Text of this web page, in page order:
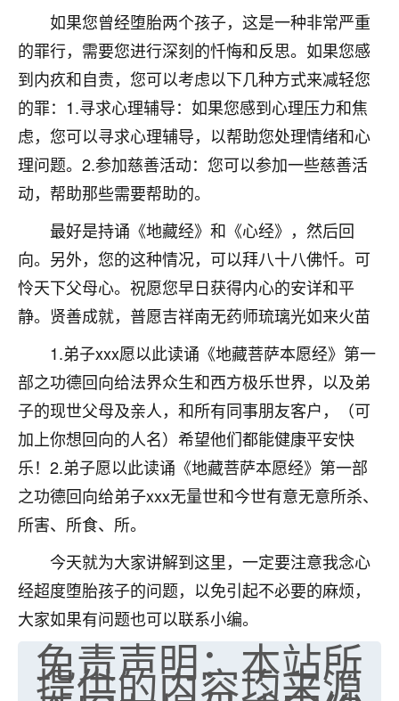
如果您曾经堕胎两个孩子，这是一种非常严重
的罪行，需要您进行深刻的忏悔和反思。如果您感
到内疚和自责，您可以考虑以下几种方式来减轻您
的罪：1.寻求心理辅导：如果您感到心理压力和焦
虑，您可以寻求心理辅导，以帮助您处理情绪和心
理问题。2.参加慈善活动：您可以参加一些慈善活
动，帮助那些需要帮助的。
最好是持诵《地藏经》和《心经》，然后回
向。另外，您的这种情况，可以拜八十八佛忏。可
怜天下父母心。祝愿您早日获得内心的安详和平
静。贤善成就，普愿吉祥南无药师琉璃光如来火苗
1.弟子xxx愿以此读诵《地藏菩萨本愿经》第一
部之功德回向给法界众生和西方极乐世界，以及弟
子的现世父母及亲人，和所有同事朋友客户，（可
加上你想回向的人名）希望他们都能健康平安快
乐！2.弟子愿以此读诵《地藏菩萨本愿经》第一部
之功德回向给弟子xxx无量世和今世有意无意所杀、
所害、所食、所。
今天就为大家讲解到这里，一定要注意我念心
经超度堕胎孩子的问题，以免引起不必要的麻烦，
大家如果有问题也可以联系小编。
免责声明：本站所
提供的内容均来源
心心相印
我身体不太好，总是病病殃殃的，去检查又没什么大
问题，反正就是不舒服。中医西医看遍了，找不到问
题，后来无意中看到有人推荐慧来老师，跟老师聊过
之后，心情豁然开朗，也听老师建议，处理了一些因
果问题。今年以来，身体比以前好多，主要是心情好
了，老师说境随心转，现在深有体会了。
鹿森：是的，其实跟老师聊过之后，最大的感
触，首先就是心态会变好，万般皆是命，半点
不由人！
1天前 来自四川
金白水清
鹿森：慧来老师微信：gjsy0624
1天前 来自江西 12
青春168
我也想要，我也想要！
2天前 来自山西 15
Jessica李
老师做不做超度法事？我想给我奶奶做超度，她今年
刚去世了。
七零老顽童：我母亲前年离世，刚开始我经常
做梦梦见她，后来也是朋友介绍，找到慧来老
师，安排了超度法事，做梦再也没有梦到过
了，一开始是半信半疑的，图个心安，给亡母